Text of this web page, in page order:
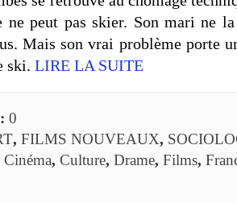
ne peut pas skier. Son mari ne
Mais son vrai problème porte
ski. LIRE LA SUITE
0
, FILMS NOUVEAUX,
Cinéma, Culture, Drame, Films,